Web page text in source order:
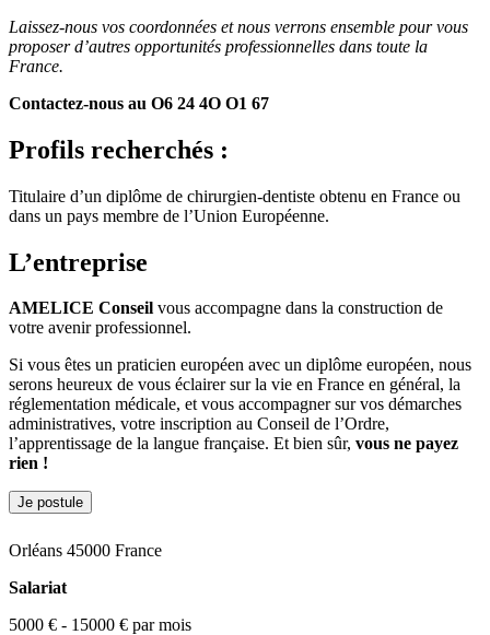
Laissez-nous vos coordonnées et nous verrons ensemble pour vous
proposer d’autres opportunités professionnelles dans toute la
France.
Contactez-nous au O6 24 4O O1 67
Profils recherchés :
Titulaire d’un diplôme de chirurgien-dentiste obtenu en France ou
dans un pays membre de l’Union Européenne.
L’entreprise
AMELICE Conseil vous accompagne dans la construction de
votre avenir professionnel.
Si vous êtes un praticien européen avec un diplôme européen, nous
serons heureux de vous éclairer sur la vie en France en général, la
réglementation médicale, et vous accompagner sur vos démarches
administratives, votre inscription au Conseil de l’Ordre,
l’apprentissage de la langue française. Et bien sûr, vous ne payez
rien !
Je postule
Orléans 45000 France
Salariat
5000 € - 15000 € par mois